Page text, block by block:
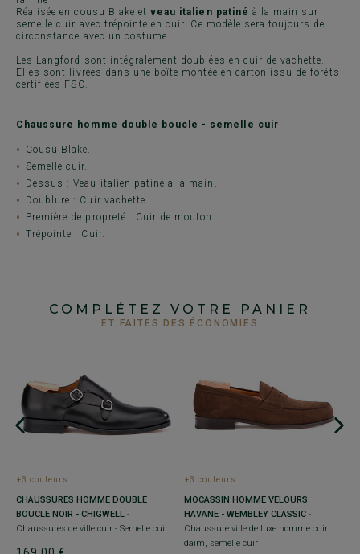
Réalisée en cousu Blake etveau italien patiné à la main sur
semelle cuir avec trépointe en cuir. Ce modèle sera toujours de
circonstance avec un costume.
Les Langford sont intégralement doublées en cuir de vachette.
Elles sont livrées dans une boîte montée en carton issu de forêts
certifiées FSC.
Chaussure homme double boucle - semelle cuir
Cousu Blake.
Semelle cuir.
Dessus : Veau italien patiné à la main.
Doublure : Cuir vachette.
Première de propreté : Cuir de mouton.
Trépointe : Cuir.
COMPLÉTEZ VOTRE PANIER
ET FAITES DES ÉCONOMIES
+3 couleurs
CHAUSSURES HOMME DOUBLE
BOUCLE NOIR - CHIGWELL -
Chaussures de ville cuir - Semelle cuir
+3 couleurs
MOCASSIN HOMME VELOURS
HAVANE - WEMBLEY CLASSIC -
Chaussure ville de luxe homme cuir
daim, semelle cuir